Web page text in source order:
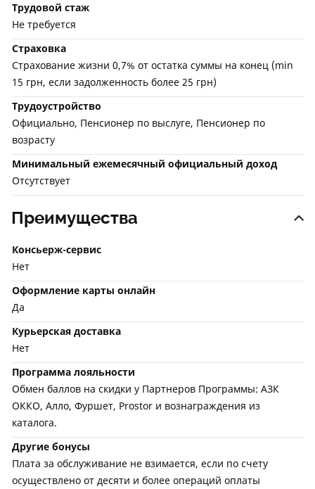
Трудовой стаж
Не требуется
Страховка
Страхование жизни 0,7% от остатка суммы на конец (min
15 грн, если задолженность более 25 грн)
Трудоустройство
Официально, Пенсионер по выслуге, Пенсионер по
возрасту
Минимальный ежемесячный официальный доход
Отсутствует
Преимущества
Консьерж-сервис
Нет
Оформление карты онлайн
Да
Курьерская доставка
Нет
Программа лояльности
Обмен баллов на скидки у Партнеров Программы: АЗК
ОККО, Алло, Фуршет, Prostor и вознаграждения из
каталога.
Другие бонусы
Плата за обслуживание не взимается, если по счету
осуществлено от десяти и более операций оплаты